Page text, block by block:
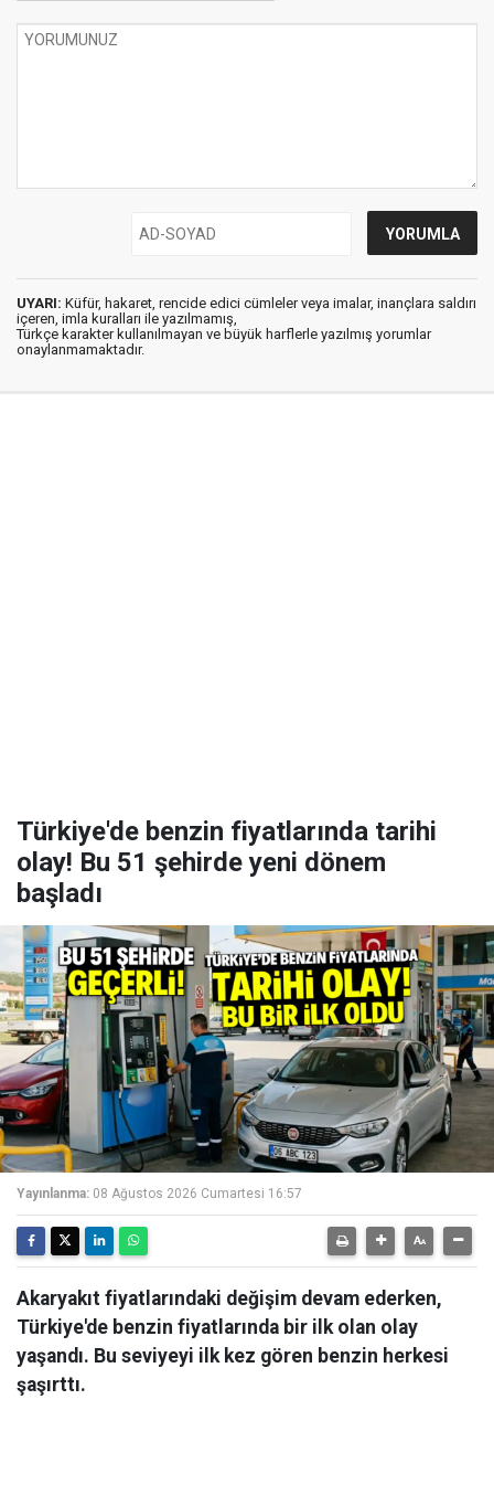
UYARI: Küfür, hakaret, rencide edici cümleler veya imalar, inançlara saldırı
içeren, imla kuralları ile yazılmamış,
Türkçe karakter kullanılmayan ve büyük harflerle yazılmış yorumlar
onaylanmamaktadır.
Türkiye'de benzin fiyatlarında tarihi
olay! Bu 51 şehirde yeni dönem
başladı
Yayınlanma: 08 Ağustos 2026 Cumartesi 16:57
Akaryakıt fiyatlarındaki değişim devam ederken,
Türkiye'de benzin fiyatlarında bir ilk olan olay
yaşandı. Bu seviyeyi ilk kez gören benzin herkesi
şaşırttı.